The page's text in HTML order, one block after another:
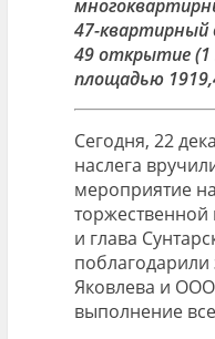
47-квартирный
49 открытие (1
площадью
Сегодня, 22
наслега
мероприятие
торжественной
и глава
Яковлева и ООО
выполнение